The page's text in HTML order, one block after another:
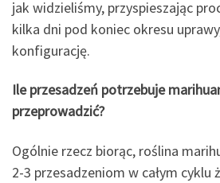
jak widzieliśmy, przyspieszając
kilka dni pod koniec okresu
konfigurację.
Ile przesadzeń potrzebuje
przeprowadzić?
Ogólnie rzecz biorąc, roślina
2-3 przesadzeniom w całym cyklu